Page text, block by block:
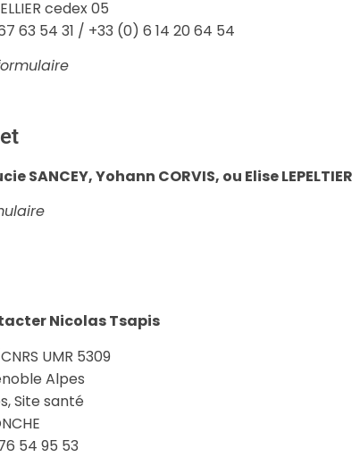
cedex 05
63 54 31 / +33 (0) 6 14 20 64 54
SANCEY, Yohann CORVIS, ou Elise LEPELTIER
Nicolas Tsapis
UMR 5309
Alpes
Site santé
54 95 53